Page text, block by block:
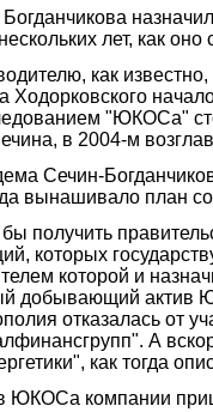
Богданчикова
лет, как оно
как
"ЮКОСа"
в 2004-м
Сечин-
вынашивало план
получить
которых
которой и
добывающий актив
отказалась от
А
как тогда
ЮКОСа компании